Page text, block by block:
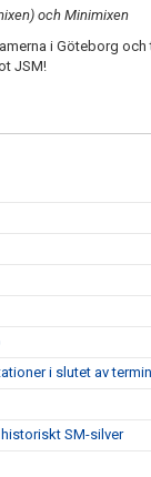
och Minimixen
i Göteborg och
JSM!
i slutet av
SM-silver